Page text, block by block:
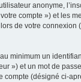
anonyme,
compte ») et les
de votre connexion
minimum un
») et un mot de
compte (désigné ci-